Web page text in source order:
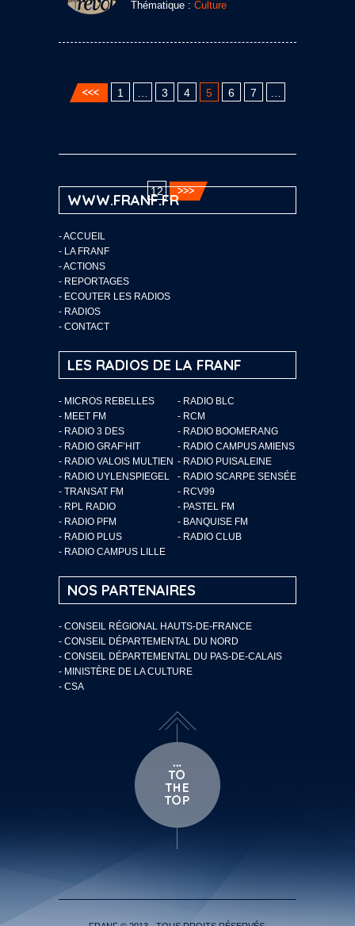
Thématique : Culture
1 3 4 5 6 7
12
WWW.FRANF.FR
-ACCUEIL
- LA FRANF
-ACTIONS
- REPORTAGES
- ECOUTER LES RADIOS
- RADIOS
- CONTACT
LES RADIOS DE LA FRANF
- MICROS REBELLES
- RADIO BLC
- MEET FM
- RCM
- RADIO 3 DES
- RADIO BOOMERANG
- RADIO GRAF’HIT
- RADIO CAMPUS AMIENS
- RADIO VALOIS MULTIEN - RADIO PUISALEINE
- RADIO UYLENSPIEGEL
- RADIO SCARPE SENSÉE
- TRANSAT FM
- RCV99
- RPL RADIO
- PASTEL FM
- RADIO PFM
- BANQUISE FM
- RADIO PLUS
- RADIO CLUB
- RADIO CAMPUS LILLE
NOS PARTENAIRES
- CONSEIL RÉGIONAL HAUTS-DE-FRANCE
- CONSEIL DÉPARTEMENTAL DU NORD
- CONSEIL DÉPARTEMENTAL DU PAS-DE-CALAIS
- MINISTÈRE DE LA CULTURE
- CSA